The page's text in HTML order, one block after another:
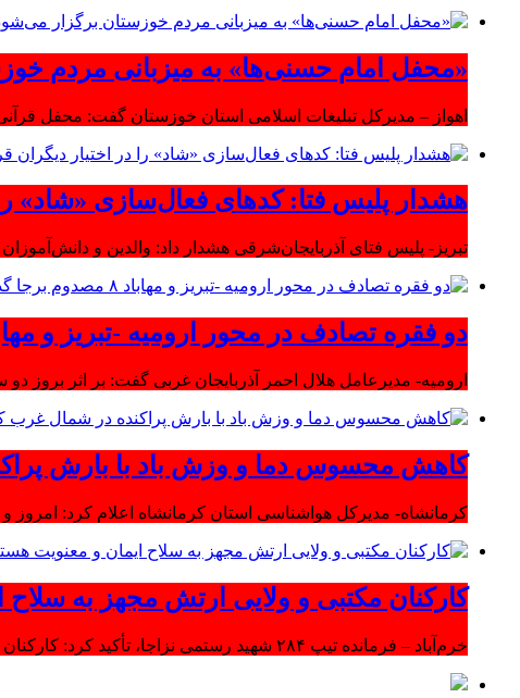
«محفل امام حسنی‌ها» به میزبانی مردم
اهواز – مدیرکل تبلیغات اسلامی استان خوزستان گفت: محفل
هشدار پلیس فتا: کدهای فعال‌سازی «شاد» را
تبریز- پلیس فتای آذربایجان‌شرقی هشدار داد: والدین و
دو فقره تصادف در محور ارومیه -تبریز و مهاباد ۸ مصدوم برجا
ارومیه- مدیرعامل هلال احمر آذربایجان غربی گفت: بر اثر بروز دو سانحه
کاهش محسوس دما و وزش باد با بارش
کرمانشاه- مدیرکل هواشناسی استان کرمانشاه اعلام کرد:
کارکنان مکتبی و ولایی ارتش مجهز به سلاح
خرم‌آباد – فرمانده تیپ ۲۸۴ شهید رستمی نزاجا، تأکید کرد: کارکنان مکتبی و ولایی ارتش مجهز به سلاح ایمان و معنویت هستند.